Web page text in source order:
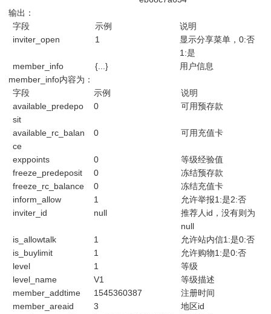
输出：
字段
示例
说明
inviter_open
1
显示分享菜单，0:否
1:是
member_info
{...}
用户信息
member_info内容为：
字段
示例
说明
available_predepo
sit
0 可用预存款
available_rc_balan
ce
0 可用充值卡
exppoints 0
等级经验值
freeze_predeposit
0
冻结预存款
freeze_rc_balance
0
冻结充值卡
inform_allow
1
允许举报1:是2:否
inviter_id
null
推荐人id，没有则为
null
is_allowtalk
1
允许站内信1:是0:否
is_buylimit
1
允许购物1:是0:否
level
1
等级
level_name
V1
等级描述
member_addtime
1545360387
注册时间
member_areaid
3
地区id